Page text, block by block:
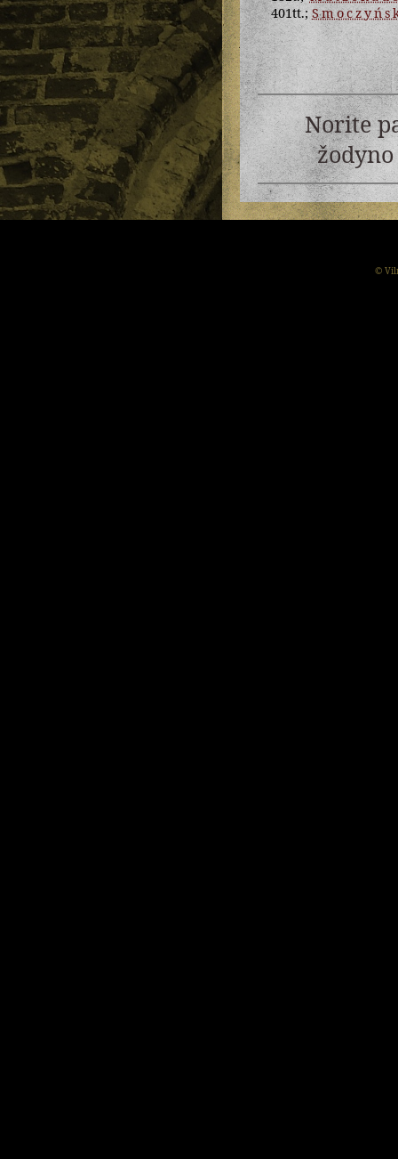
401tt.;
Norite
©